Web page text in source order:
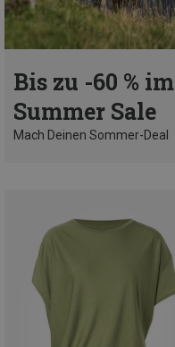
Bis zu -60 % im
Summer Sale
Mach Deinen Sommer-Deal